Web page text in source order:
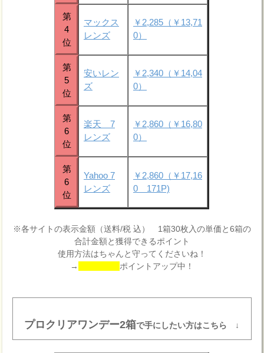
第
4
位
マックス
レンズ
￥2,285（￥13,71
0）
第
5
位
安いレン
ズ
￥2,340（￥14,04
0）
第
6
位
楽天 7
レンズ
￥2,860（￥16,80
0）
第
6
位
Yahoo 7
レンズ
￥2,860（￥17,16
0 171P)
※各サイトの表示金額（送料/税 込） 1箱30枚入の単価と6箱の
合計金額と獲得できるポイント
使用方法はちゃんと守ってくださいね！
→
ポイントアップ中！
プロクリアワンデー2箱で手にしたい方はこちら ↓